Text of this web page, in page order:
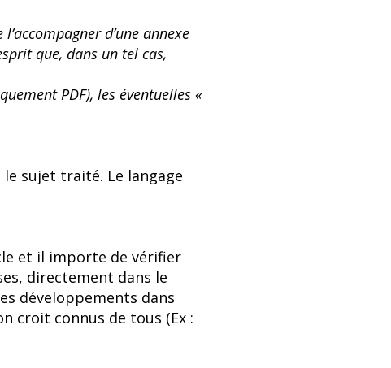
d’une annexe
que, dans un tel cas,
PDF), les éventuelles «
sujet traité. Le langage
et il importe de vérifier
directement dans le
développements dans
croit connus de tous (Ex :